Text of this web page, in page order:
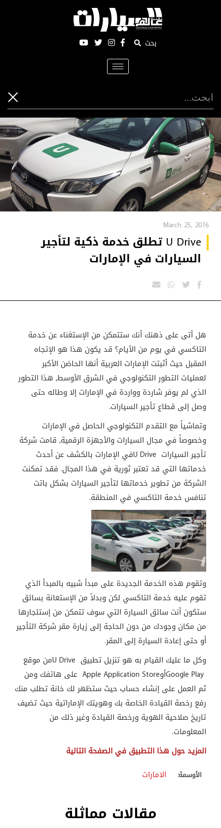
بحث
Toggle
navigation
March 25, 2016
U Drive تطلق خدمة ذكية لتأجير
السيارات في الإمارات
هل أتى على ذهنك أنك ستتمكن من الإستغناء عن خدمة
التاكسي في يوم من الأيام؟ قد يكون هذا هو الإتجاه
المقبل حيث أثبتت الإمارات العربية أنها الحاضن الأكبر
لعمليات التطور التكنولوجي في الشرق الأوسط, هذا التطور
الذي لم يوفر شاردة وواردة في الإمارات إلا وطاله حتى
وصل إلى قطاع تأجير السيارات.
وتماشياً مع التقدم التكنولوجي الحاصل في الإمارات
وخصوصاً في مجال السيارات والأجهزة الرقمية, قامت شركة
تأجير السيارات U Driveفي الإمارات بالكشف عن أحدث
خدماتها التي قد تعتبر ثورية في هذا المجال. فقد تمكنت
الشركة من تطوير خدماتها لتأجير السيارات بشكل باتت
تنافس خدمة التاكسي في المنطقة.
وتقوم هذه الخدمة الجديدة على مبدأ شبيه بالمبدأ الذي
تقوم عليه خدمة التاكسي لكن وبدلاً من الإستعانة بسائق
ستكون أنت سائق السيارة التي سوف تتمكن من إستئجارها
من مكان وجودك من دون الحاجة إلى زيارة مقر شركة التأجير
أو حتى إعادة السيارة إلى المقر.
وكل ما عليك القيام به هو تنزيل تطبيق U Driveمن موقع
Google PlayأوApple Application Store على هاتفك ومن
ثم العمل على إنشاء حساب حيث ستظهر لك خانة تطلب منك
رفع رخصة القيادة الخاصة بك وهويتك الإماراتية حيث تضيف
تاريخ صلاحية الهوية ورخصة القيادة وغير ذلك من
المعلومات.
المزيد حول هذا التطبيق في الصفحة التالية
الأوسمة: الامارات
مقالات مماثلة